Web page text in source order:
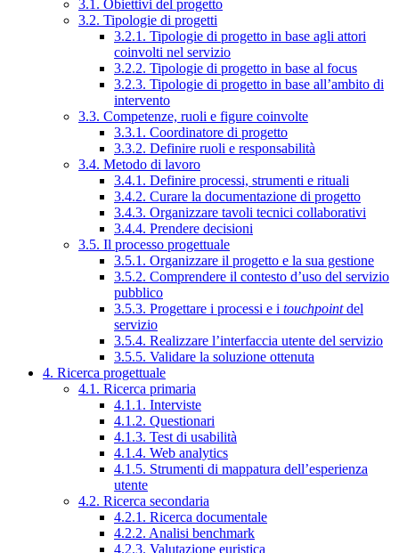
3.1. Obiettivi del progetto
3.2. Tipologie di progetti
3.2.1. Tipologie di progetto in base agli attori
coinvolti nel servizio
3.2.2. Tipologie di progetto in base al focus
3.2.3. Tipologie di progetto in base all’ambito di
intervento
3.3. Competenze, ruoli e figure coinvolte
3.3.1. Coordinatore di progetto
3.3.2. Definire ruoli e responsabilità
3.4. Metodo di lavoro
3.4.1. Definire processi, strumenti e rituali
3.4.2. Curare la documentazione di progetto
3.4.3. Organizzare tavoli tecnici collaborativi
3.4.4. Prendere decisioni
3.5. Il processo progettuale
3.5.1. Organizzare il progetto e la sua gestione
3.5.2. Comprendere il contesto d’uso del servizio
pubblico
3.5.3. Progettare i processi e i touchpointdel
servizio
3.5.4. Realizzare l’interfaccia utente del servizio
3.5.5. Validare la soluzione ottenuta
4. Ricerca progettuale
4.1. Ricerca primaria
4.1.1. Interviste
4.1.2. Questionari
4.1.3. Test di usabilità
4.1.4. Web analytics
4.1.5. Strumenti di mappatura dell’esperienza
utente
4.2. Ricerca secondaria
4.2.1. Ricerca documentale
4.2.2. Analisi benchmark
4.2.3. Valutazione euristica